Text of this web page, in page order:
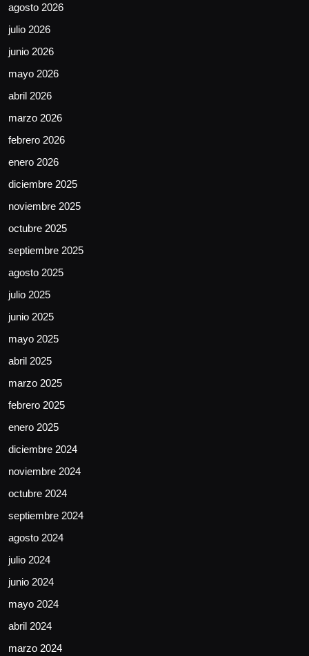
agosto 2026
julio 2026
junio 2026
mayo 2026
abril 2026
marzo 2026
febrero 2026
enero 2026
diciembre 2025
noviembre 2025
octubre 2025
septiembre 2025
agosto 2025
julio 2025
junio 2025
mayo 2025
abril 2025
marzo 2025
febrero 2025
enero 2025
diciembre 2024
noviembre 2024
octubre 2024
septiembre 2024
agosto 2024
julio 2024
junio 2024
mayo 2024
abril 2024
marzo 2024